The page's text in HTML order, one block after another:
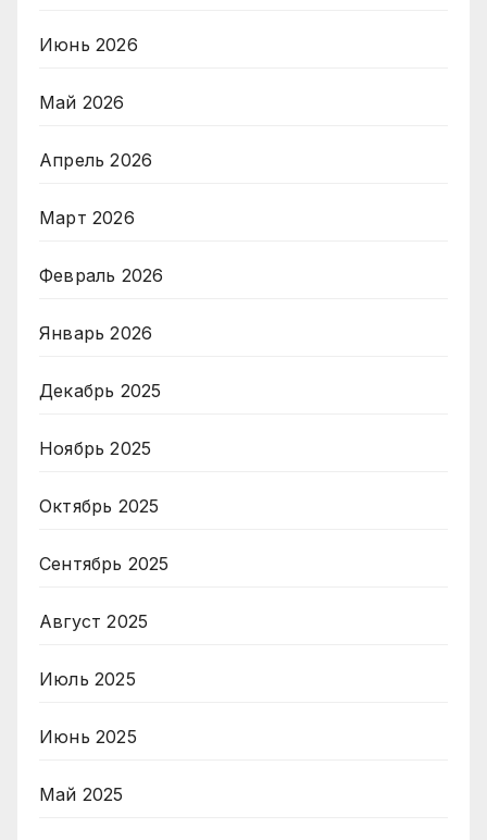
Июнь 2026
Май 2026
Апрель 2026
Март 2026
Февраль 2026
Январь 2026
Декабрь 2025
Ноябрь 2025
Октябрь 2025
Сентябрь 2025
Август 2025
Июль 2025
Июнь 2025
Май 2025